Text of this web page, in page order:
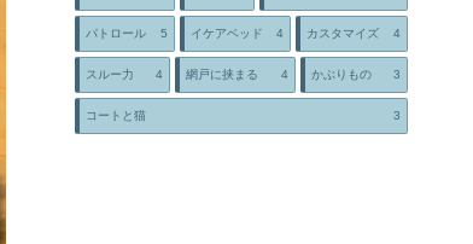
パトロール 5 イケアベッド 4 カスタマイズ 4
スルー力 4 網戸に挟まる 4 かぶりもの 3
コートと猫 3